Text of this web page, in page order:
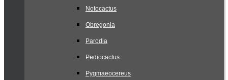
Notocactus
Obregonia
Parodia
Pediocactus
Pygmaeocereus